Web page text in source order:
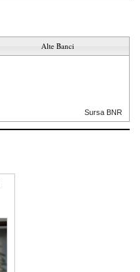
Alte Banci
Sursa BNR